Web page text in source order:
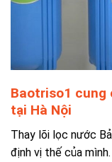
Baotriso1 cung
tại Hà Nội
Thay lõi lọc nước
định vị thế của